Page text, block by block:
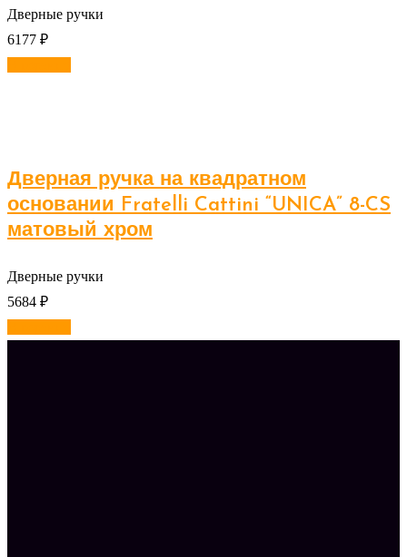
Дверные ручки
6177 ₽
Дверная ручка на квадратном
основании Fratelli Cattini “UNICA” 8-CS
матовый хром
Дверные ручки
5684 ₽